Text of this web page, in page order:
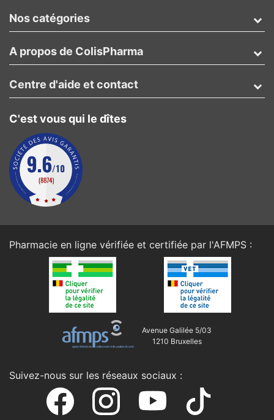
Nos catégories
A propos de ColisPharma
C'est vous qui le dîtes
Centre d'aide et contact
Pharmacie en ligne vérifiée et certifiée par l'AFMPS :
Avenue Galilée 5/03
1210 Bruxelles
Suivez-nous sur les réseaux sociaux :